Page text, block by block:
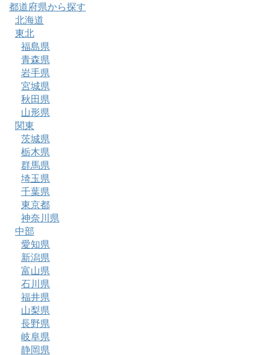
都道府県から探す
北海道
東北
福島県
青森県
岩手県
宮城県
秋田県
山形県
関東
茨城県
栃木県
群馬県
埼玉県
千葉県
東京都
神奈川県
中部
愛知県
新潟県
富山県
石川県
福井県
山梨県
長野県
岐阜県
静岡県